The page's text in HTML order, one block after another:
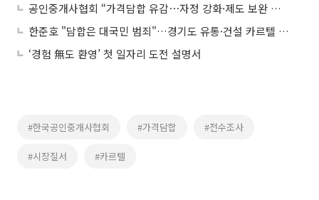
공인중개사협회 “가격담합 유감⋯자정 강화·제도 보완 노력할 것"
한준호 "담합은 대국민 범죄"…경기도 유통·건설 카르텔 정조준
‘경험 無도 환영’ 첫 일자리 도전 설명서
#한국공인중개사협회 #가격담합 #전수조사
#시장질서 #카르텔